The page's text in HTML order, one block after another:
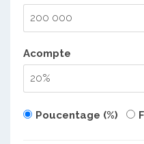
Acompte
Poucentage (%)